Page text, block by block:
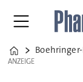
Home
ANZEIGE
ANZEIGE